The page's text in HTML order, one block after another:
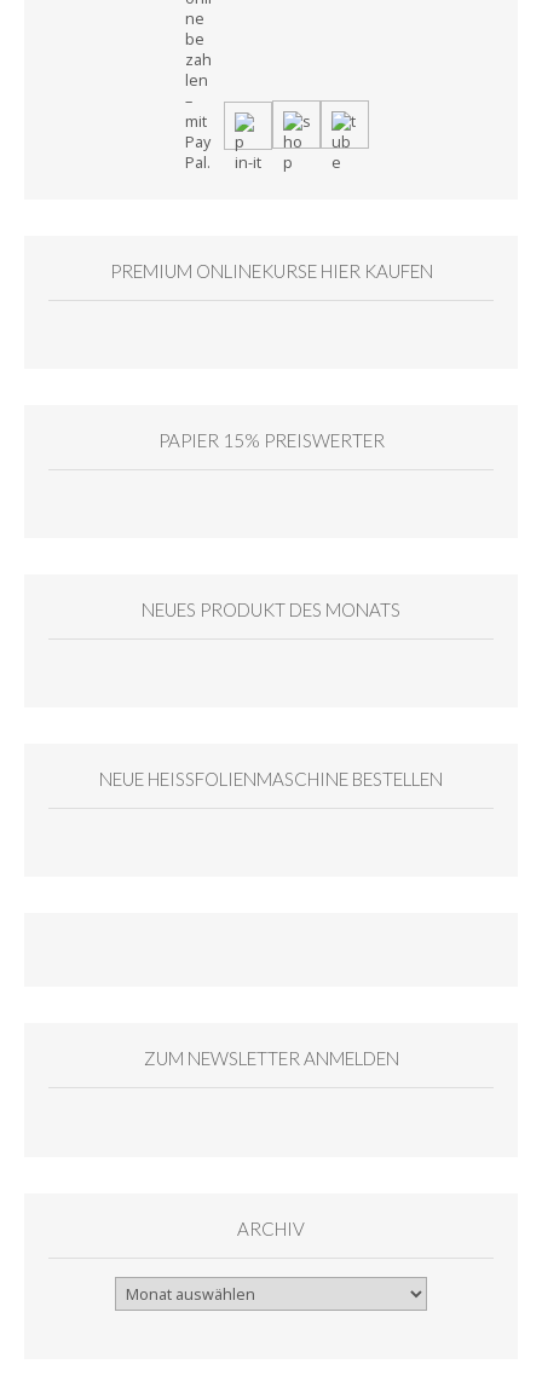
PREMIUM ONLINEKURSE HIER KAUFEN
PAPIER 15% PREISWERTER
NEUES PRODUKT DES MONATS
NEUE HEISSFOLIENMASCHINE BESTELLEN
ZUM NEWSLETTER ANMELDEN
ARCHIV
Archiv